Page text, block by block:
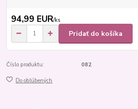
94,99 EUR/ks
Pridať do košíka
Číslo produktu: 082
Do obľúbených